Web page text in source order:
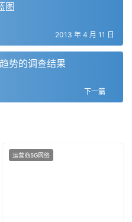
图
2013 年 4 月 11 日
势的调查结果
下一篇
运营商5G网络